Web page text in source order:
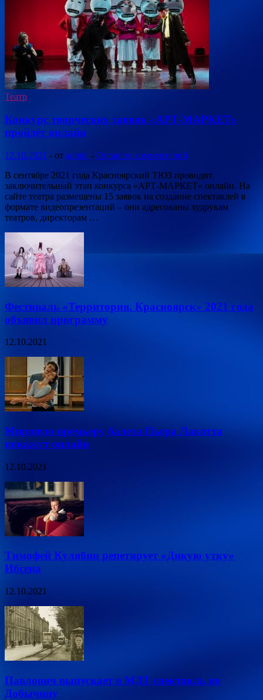
Театр
Конкурс творческих заявок «АРТ-МАРКЕТ»
пройдёт онлайн
12.10.2021 - от admin - Оставьте комментарий
В сентябре 2021 года Красноярский ТЮЗ проводит
заключительный этап конкурса «АРТ-МАРКЕТ» онлайн. На
сайте театра размещены 15 заявок на создание спектаклей в
формате видеопрезентаций – они адресованы худрукам
театров, директорам …
Фестиваль «Территория. Красноярск» 2021 года
объявил программу
12.10.2021
Мировую премьеру балета Пьера Лакотта
покажут онлайн
12.10.2021
Тимофей Кулябин репетирует «Дикую утку»
Ибсена
12.10.2021
Павлович выпускает в МДТ спектакль по
Добычину